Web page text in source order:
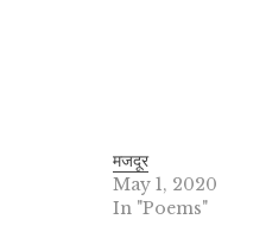
मजदूर
May 1, 2020
In "Poems"